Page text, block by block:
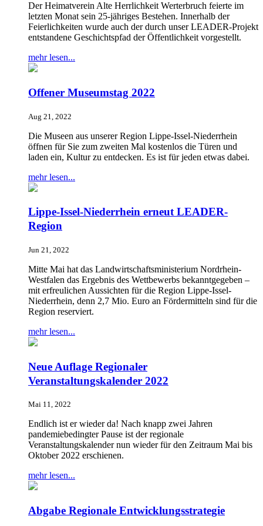
Der Heimatverein Alte Herrlichkeit Werterbruch feierte im
letzten Monat sein 25-jähriges Bestehen. Innerhalb der
Feierlichkeiten wurde auch der durch unser LEADER-Projekt
entstandene Geschichtspfad der Öffentlichkeit vorgestellt.
mehr lesen...
Offener Museumstag 2022
Aug 21, 2022
Die Museen aus unserer Region Lippe-Issel-Niederrhein
öffnen für Sie zum zweiten Mal kostenlos die Türen und
laden ein, Kultur zu entdecken. Es ist für jeden etwas dabei.
mehr lesen...
Lippe-Issel-Niederrhein erneut LEADER-
Region
Jun 21, 2022
Mitte Mai hat das Landwirtschaftsministerium Nordrhein-
Westfalen das Ergebnis des Wettbewerbs bekanntgegeben –
mit erfreulichen Aussichten für die Region Lippe-Issel-
Niederrhein, denn 2,7 Mio. Euro an Fördermitteln sind für die
Region reserviert.
mehr lesen...
Neue Auflage Regionaler
Veranstaltungskalender 2022
Mai 11, 2022
Endlich ist er wieder da! Nach knapp zwei Jahren
pandemiebedingter Pause ist der regionale
Veranstaltungskalender nun wieder für den Zeitraum Mai bis
Oktober 2022 erschienen.
mehr lesen...
Abgabe Regionale Entwicklungsstrategie